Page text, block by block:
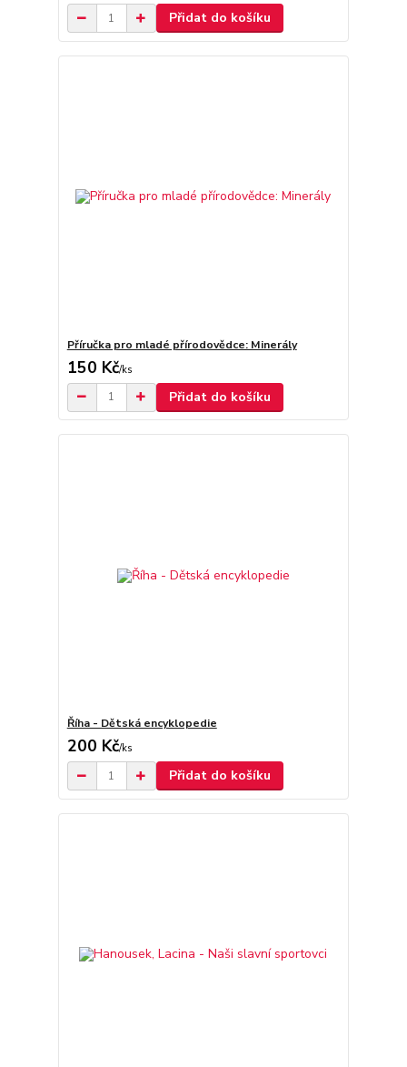
Přidat do košíku
Příručka pro mladé přírodovědce: Minerály
150 Kč/ks
Přidat do košíku
Říha - Dětská encyklopedie
200 Kč/ks
Přidat do košíku